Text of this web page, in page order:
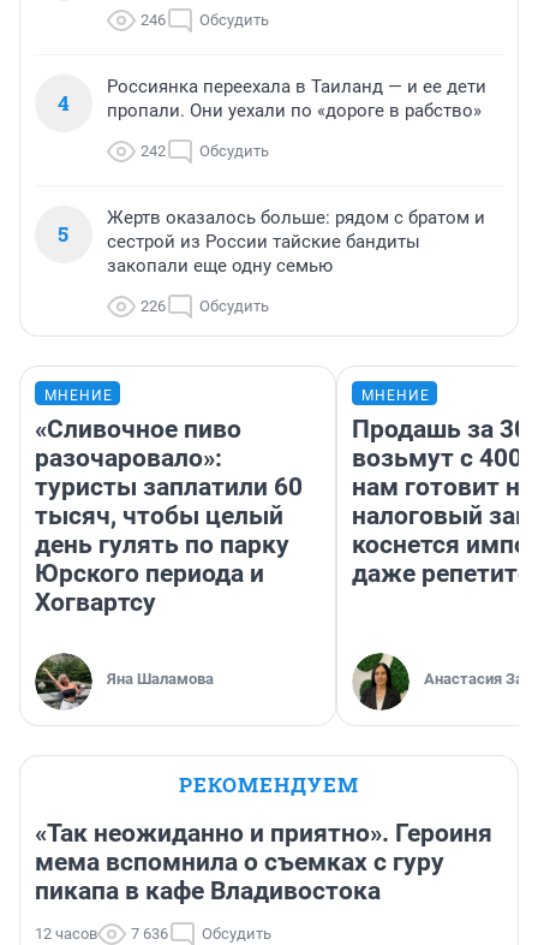
246 Обсудить
4
Россиянка переехала в Таиланд — и ее дети
пропали. Они уехали по «дороге в рабство»
242 Обсудить
5
Жертв оказалось больше: рядом с братом и
сестрой из России тайские бандиты
закопали еще одну семью
226 Обсудить
МНЕНИЕ
«Сливочное пиво
разочаровало»:
туристы заплатили 60
тысяч, чтобы целый
день гулять по парку
Юрского периода и
Хогвартсу
Яна Шаламова
МНЕНИЕ
Продашь за
возьмут с
нам готовит
налоговый
коснется
даже
Анастасия
РЕКОМЕНДУЕМ
«Так неожиданно и приятно». Героиня
мема вспомнила о съемках с гуру
пикапа в кафе Владивостока
12 часов 7 636 Обсудить